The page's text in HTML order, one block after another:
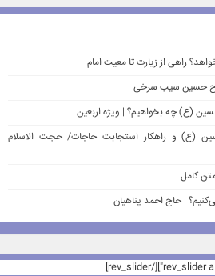
راهی از زیارت تا معیت امام
حاج حسین سیب سرخی
(ع) چه بخواهیم؟ | ویژه اربعین
(ع) و راهکار استجابت حاجات/ حجت الاسلام
کامل
| حاج احمد پناهیان